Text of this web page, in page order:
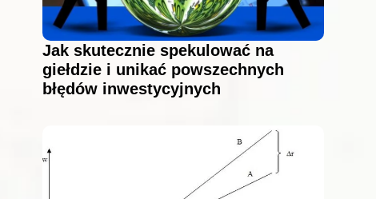
Jak skutecznie spekulować na
giełdzie i unikać powszechnych
błędów inwestycyjnych